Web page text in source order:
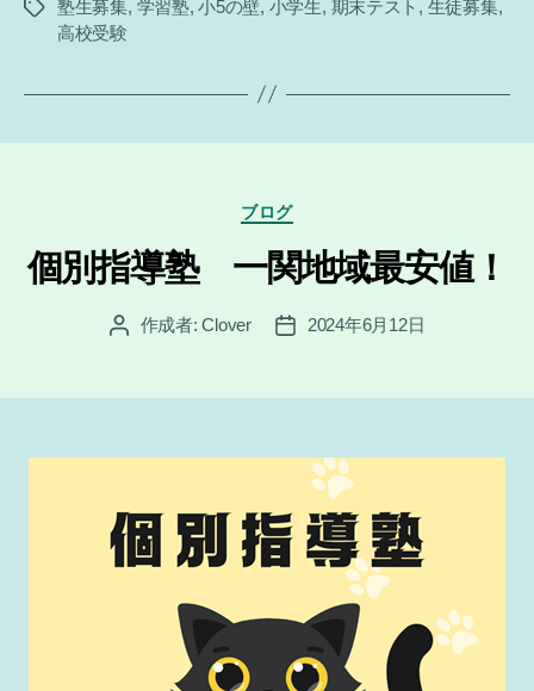
タ
塾生募集, 学習塾,小5の壁, 小学生, 期末テスト , 生徒募集,
高校受験
カ
テ
ゴ
リ
ブログ
個別指導塾 一関地域最安値！
投 作成者:Clover
投
2024年6月12日